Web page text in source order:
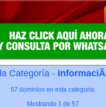
Categoría -
57 dominios en esta categoría.
Mostrando 1 de 57